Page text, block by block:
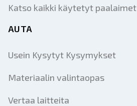
Katso kaikki käytetyt paalaimet
AUTA
Usein Kysytyt Kysymykset
Materiaalin valintaopas
Vertaa laitteita